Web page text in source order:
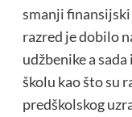
smanji finansijski
razred je dobilo
udžbenike a
školu kao što su
predškolskog